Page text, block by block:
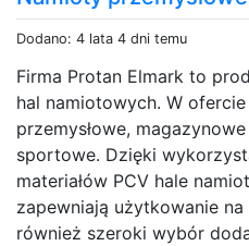
Dodano: 4 lata 4 dni temu
Firma Protan Elmark to
hal namiotowych. W
przemysłowe,
sportowe. Dzięki
materiałów PCV hale
zapewniają użytkowanie
również szeroki wybór